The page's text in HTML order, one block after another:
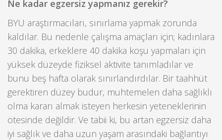
Ne kadar egzersiz yapmanız gerekir?
BYU araştırmacıları, sınırlama yapmak zorunda
kaldılar. Bu nedenle çalışma amaçları için; kadınlara
30 dakika, erkeklere 40 dakika koşu yapmaları için
yüksek düzeyde fiziksel aktivite tanımladılar ve
bunu beş hafta olarak sınırlandırdılar. Bir taahhüt
gerektiren düzey budur, muhtemelen daha sağlıklı
olma kararı almak isteyen herkesin yeteneklerinin
ötesinde değildir. Ve tabii ki, bu artan egzersiz daha
iyi sağlık ve daha uzun yaşam arasındaki bağlantıyı